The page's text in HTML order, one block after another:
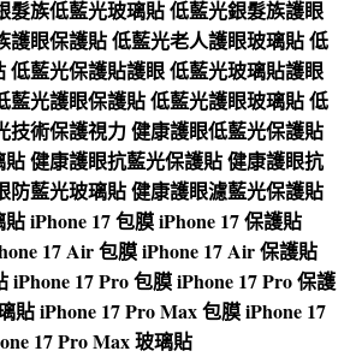
髮族低藍光玻璃貼低藍光銀髮族護眼
護眼保護貼低藍光老人護眼玻璃貼低
低藍光保護貼護眼低藍光玻璃貼護眼
藍光護眼保護貼低藍光護眼玻璃貼低
技術保護視力健康護眼低藍光保護貼
貼健康護眼抗藍光保護貼健康護眼抗
防藍光玻璃貼健康護眼濾藍光保護貼
貼iPhone 17 包膜iPhone 17 保護貼
17 Air 包膜iPhone 17 Air 保護貼
iPhone 17 Pro 包膜iPhone 17 Pro 保護
貼iPhone 17 Pro Max 包膜iPhone 17
17 Pro Max 玻璃貼